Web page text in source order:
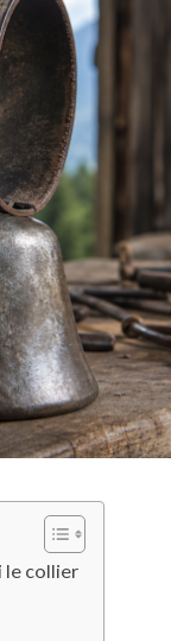
le collier